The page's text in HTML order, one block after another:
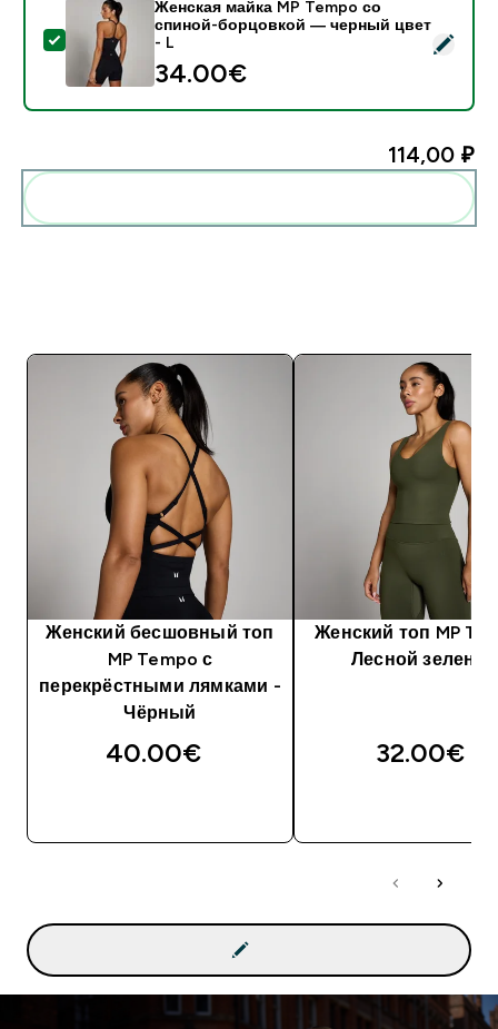
- Женская майка MP Tempo со спиной-борцовкой
Женская майка MP Tempo со
спиной-борцовкой ― черный цвет
- L
34.00€‎
114,00 ₽‎
Женский бесшовный топ
MP Tempo с
перекрёстными лямками -
Чёрный
40.00€‎
Женский топ MP
Лесной
32.00€‎